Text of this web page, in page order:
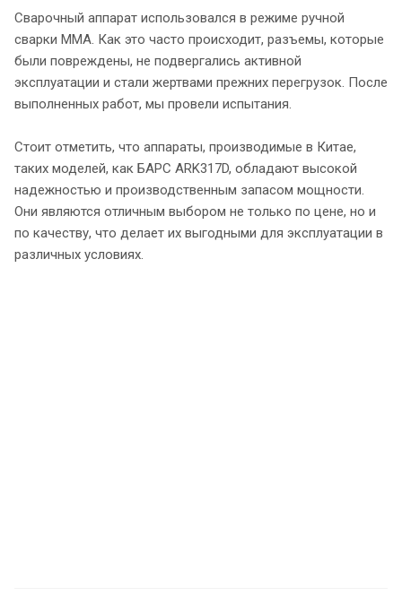
Сварочный аппарат использовался в режиме ручной
сварки ММА. Как это часто происходит, разъемы, которые
были повреждены, не подвергались активной
эксплуатации и стали жертвами прежних перегрузок. После
выполненных работ, мы провели испытания.
Стоит отметить, что аппараты, производимые в Китае,
таких моделей, как БАРС ARK317D, обладают высокой
надежностью и производственным запасом мощности.
Они являются отличным выбором не только по цене, но и
по качеству, что делает их выгодными для эксплуатации в
различных условиях.